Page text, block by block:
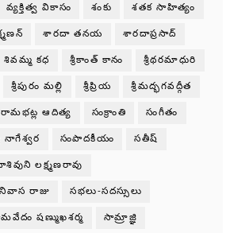
వ్యక్తిత్వ వికాసం శంకు శతక సాహిత్యం
శారదా తనయ శారదాప్రసాద్
శివమ్మ కధ శ్రీకాంత్ కానం శ్రీథరమాధురి
శ్రీపురం మల్లి శ్రీప్రియ శ్రీమద్భగవద్గీత
ఆదిత్య సంక్రాంతి సంగీతం
నాగేశ్వర సంపాదకీయం సతీష్
లక్ష్మణరావు
రాజు సభలు-సదస్సులు
షణ్ముఖశర్మ సామ్రాజ్ఞి